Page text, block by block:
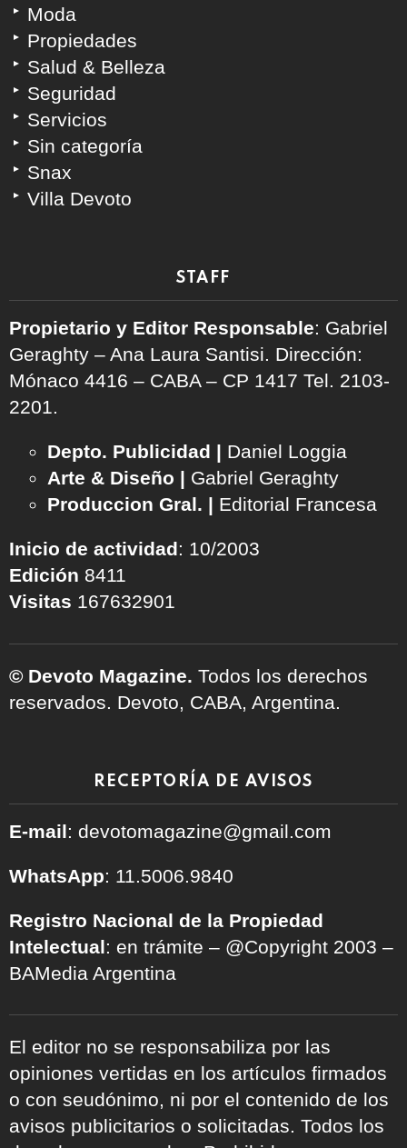
Moda
Propiedades
Salud & Belleza
Seguridad
Servicios
Sin categoría
Snax
Villa Devoto
STAFF
Propietario y Editor Responsable: Gabriel
Geraghty – Ana Laura Santisi. Dirección:
Mónaco 4416 – CABA – CP 1417 Tel. 2103-
2201.
Depto. Publicidad | Daniel Loggia
Arte & Diseño | Gabriel Geraghty
Produccion Gral. | Editorial Francesa
Inicio de actividad: 10/2003
Edición 8411
Visitas 167632901
© Devoto Magazine. Todos los derechos
reservados. Devoto, CABA, Argentina.
RECEPTORÍA DE AVISOS
E-mail: devotomagazine@gmail.com
WhatsApp: 11.5006.9840
Registro Nacional de la Propiedad
Intelectual: en trámite – @Copyright 2003 –
BAMedia Argentina
El editor no se responsabiliza por las
opiniones vertidas en los artículos firmados
o con seudónimo, ni por el contenido de los
avisos publicitarios o solicitadas. Todos los